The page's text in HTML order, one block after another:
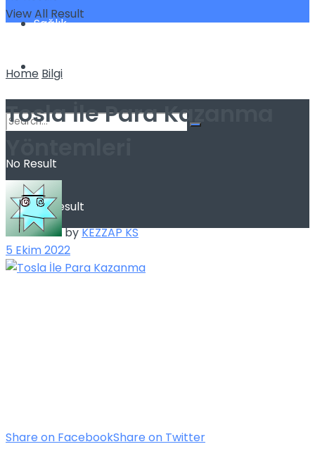
Sağlık
Spor
No Result
View All Result
View All Result
Home Bilgi
Tosla İle Para Kazanma
byKEZZAP KS
5 Ekim 2022
Share on FacebookShare on Twitter